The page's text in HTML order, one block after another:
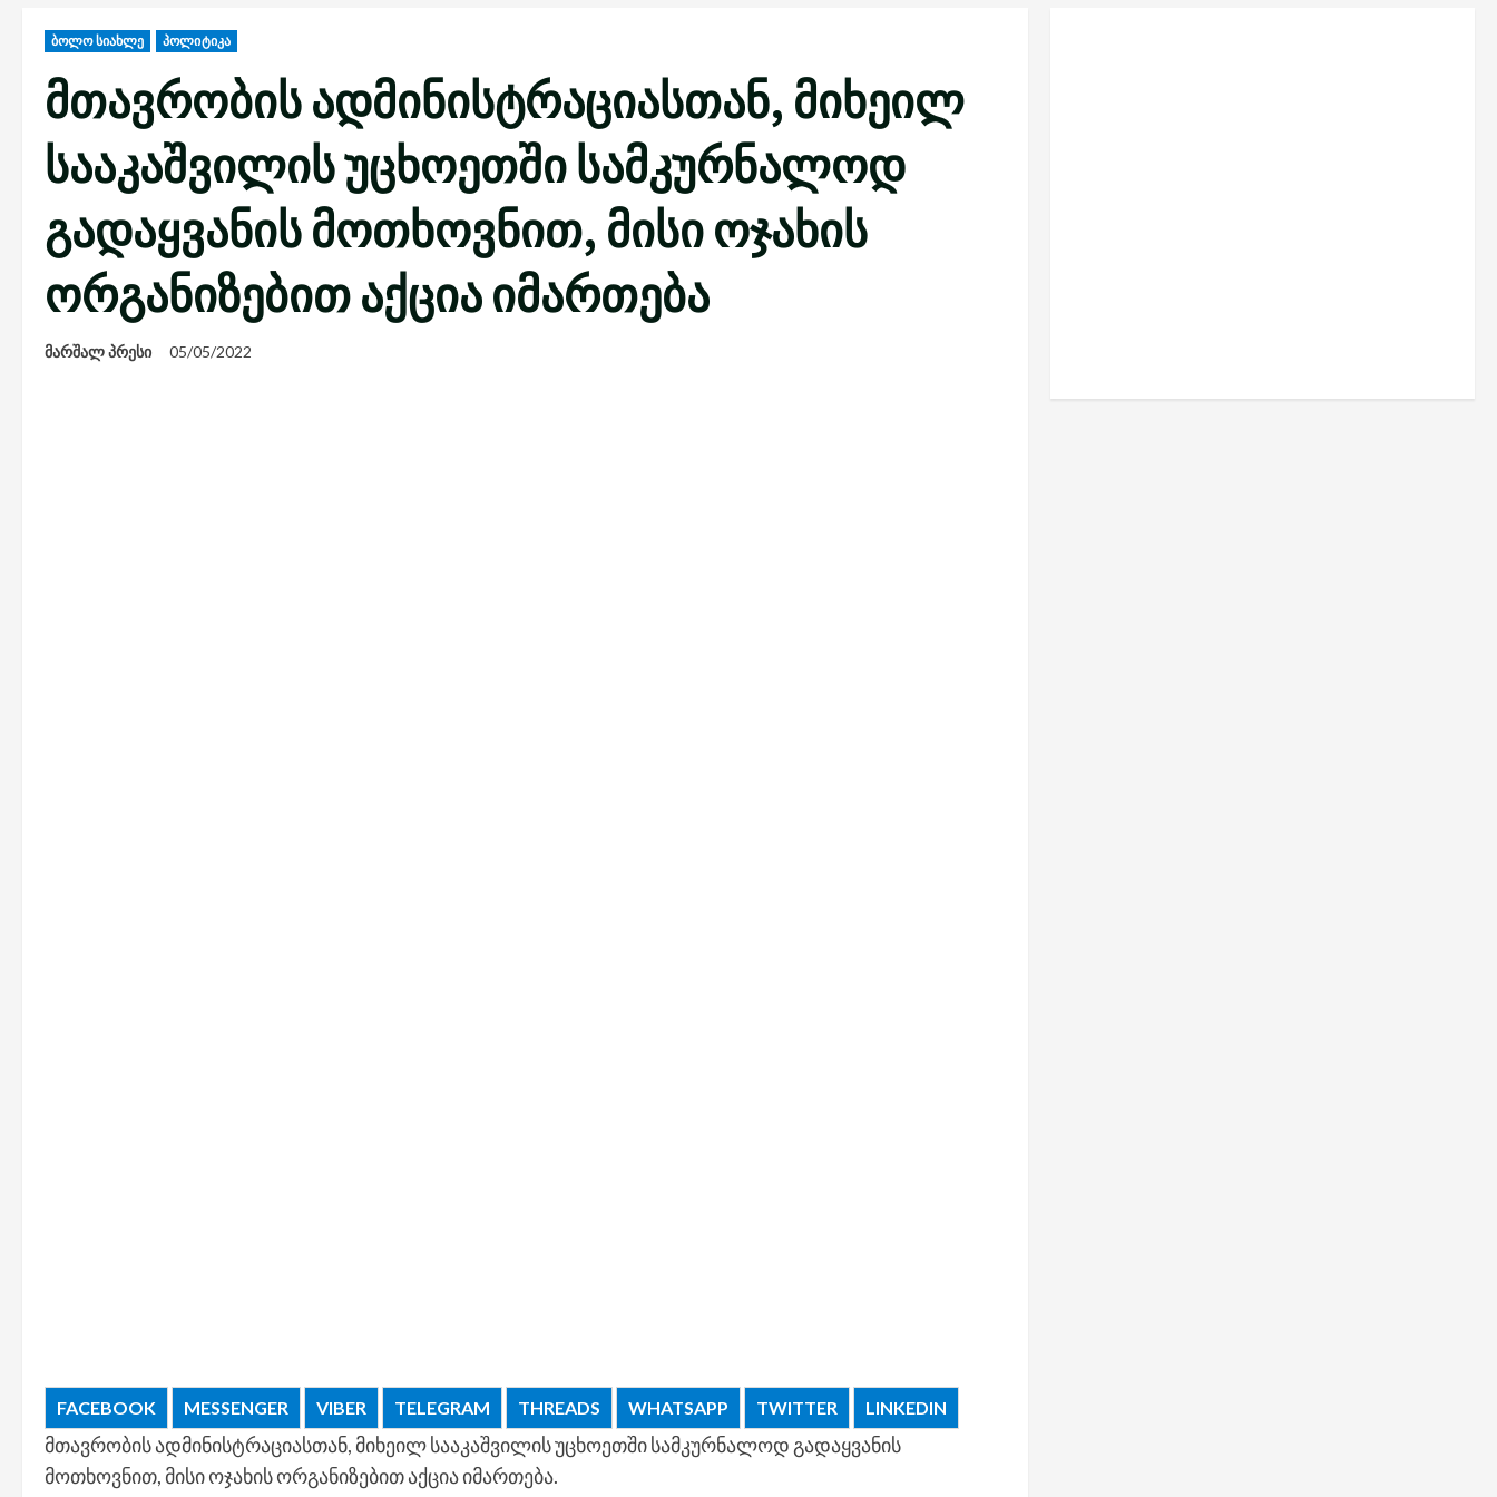
ბოლო სიახლე პოლიტიკა
მთავრობის ადმინისტრაციასთან, მიხეილ
სააკაშვილის უცხოეთში სამკურნალოდ
გადაყვანის მოთხოვნით, მისი ოჯახის
ორგანიზებით აქცია იმართება
მარშალ პრესი 05/05/2022
FACEBOOK MESSENGER VIBER TELEGRAM THREADS WHATSAPP TWITTER LINKEDIN
მთავრობის ადმინისტრაციასთან, მიხეილ სააკაშვილის უცხოეთში სამკურნალოდ გადაყვანის
მოთხოვნით, მისი ოჯახის ორგანიზებით აქცია იმართება.